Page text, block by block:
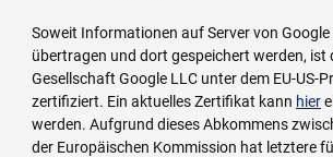
Soweit Informationen auf Server von Google
übertragen und dort gespeichert werden, ist
Gesellschaft Google LLC unter dem EU-US-
zertifiziert. Ein aktuelles Zertifikat kann hier
werden. Aufgrund dieses Abkommens
der Europäischen Kommission hat letztere